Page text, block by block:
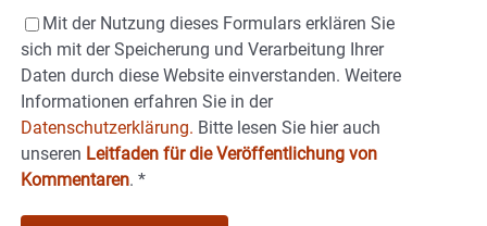
Mit der Nutzung dieses Formulars erklären Sie
sich mit der Speicherung und Verarbeitung Ihrer
Daten durch diese Website einverstanden. Weitere
Informationen erfahren Sie in der
Datenschutzerklärung. Bitte lesen Sie hier auch
unseren Leitfaden für die Veröffentlichung von
Kommentaren. *